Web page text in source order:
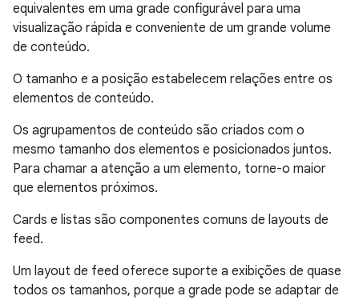
equivalentes em uma grade configurável para uma
visualização rápida e conveniente de um grande volume
de conteúdo.
O tamanho e a posição estabelecem relações entre os
elementos de conteúdo.
Os agrupamentos de conteúdo são criados com o
mesmo tamanho dos elementos e posicionados juntos.
Para chamar a atenção a um elemento, torne-o maior
que elementos próximos.
Cards e listas são componentes comuns de layouts de
feed.
Um layout de feed oferece suporte a exibições de quase
todos os tamanhos, porque a grade pode se adaptar de